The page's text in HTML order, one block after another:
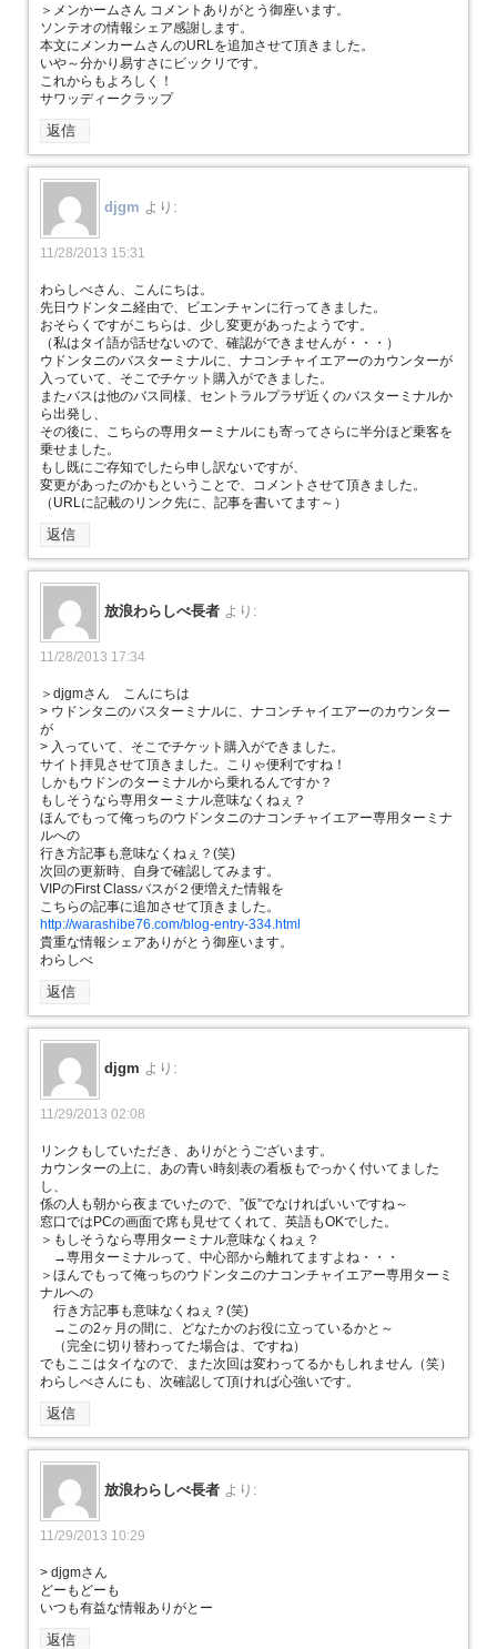
＞メンかームさん コメントありがとう御座います。
ソンテオの情報シェア感謝します。
本文にメンカームさんのURLを追加させて頂きました。
いや～分かり易すさにビックリです。
これからもよろしく！
サワッディークラップ
返信
djgm より:
11/28/2013 15:31
わらしべさん、こんにちは。
先日ウドンタニ経由で、ビエンチャンに行ってきました。
おそらくですがこちらは、少し変更があったようです。
（私はタイ語が話せないので、確認ができませんが・・・）
ウドンタニのバスターミナルに、ナコンチャイエアーのカウンターが
入っていて、そこでチケット購入ができました。
またバスは他のバス同様、セントラルプラザ近くのバスターミナルか
ら出発し、
その後に、こちらの専用ターミナルにも寄ってさらに半分ほど乗客を
乗せました。
もし既にご存知でしたら申し訳ないですが、
変更があったのかもということで、コメントさせて頂きました。
（URLに記載のリンク先に、記事を書いてます～）
返信
放浪わらしべ長者 より:
11/28/2013 17:34
＞djgmさん こんにちは
> ウドンタニのバスターミナルに、ナコンチャイエアーのカウンター
が
> 入っていて、そこでチケット購入ができました。
サイト拝見させて頂きました。こりゃ便利ですね！
しかもウドンのターミナルから乗れるんですか？
もしそうなら専用ターミナル意味なくねぇ？
ほんでもって俺っちのウドンタニのナコンチャイエアー専用ターミナ
ルへの
行き方記事も意味なくねぇ？(笑)
次回の更新時、自身で確認してみます。
VIPのFirst Classバスが２便増えた情報を
こちらの記事に追加させて頂きました。
http://warashibe76.com/blog-entry-334.html
貴重な情報シェアありがとう御座います。
わらしべ
返信
djgm より:
11/29/2013 02:08
リンクもしていただき、ありがとうございます。
カウンターの上に、あの青い時刻表の看板もでっかく付いてました
し、
係の人も朝から夜までいたので、”仮”でなければいいですね～
窓口ではPCの画面で席も見せてくれて、英語もOKでした。
＞もしそうなら専用ターミナル意味なくねぇ？
→専用ターミナルって、中心部から離れてますよね・・・
＞ほんでもって俺っちのウドンタニのナコンチャイエアー専用ターミ
ナルへの
行き方記事も意味なくねぇ？(笑)
→この2ヶ月の間に、どなたかのお役に立っているかと～
（完全に切り替わってた場合は、ですね）
でもここはタイなので、また次回は変わってるかもしれません（笑）
わらしべさんにも、次確認して頂ければ心強いです。
返信
放浪わらしべ長者 より:
11/29/2013 10:29
> djgmさん
どーもどーも
いつも有益な情報ありがとー
返信